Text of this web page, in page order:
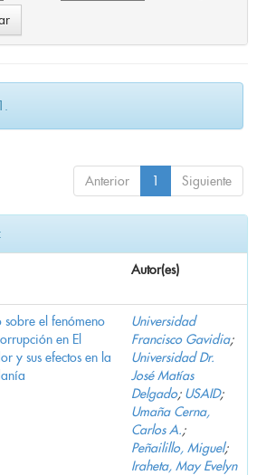
Anterior 1 Siguiente
Autor(es)
sobre el fenómeno
en El
y sus efectos en la
Universidad
Francisco Gavidia;
Universidad Dr.
José Matías
Delgado; USAID;
Umaña Cerna,
Carlos A.;
Peñailillo, Miguel;
Iraheta, May Evelyn